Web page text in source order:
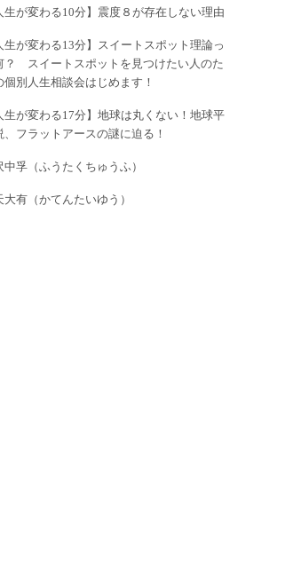
生が変わる10分】震度８が存在しない理由
生が変わる13分】スイートスポット理論っ
？ スイートスポットを見つけたい人のた
個別人生相談会はじめます！
生が変わる17分】地球は丸くない！地球平
、フラットアースの謎に迫る！
中孚（ふうたくちゅうふ）
大有（かてんたいゆう）